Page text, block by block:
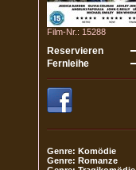
Film-Nr.: 15288
Genre: Komödie
Genre: Romanze